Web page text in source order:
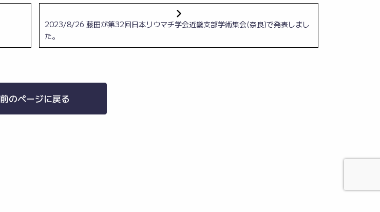
2023/8/26 藤田が第32回日本リウマチ学会近畿支部学術集会(奈良)で発表しまし
た。
前のページに戻る